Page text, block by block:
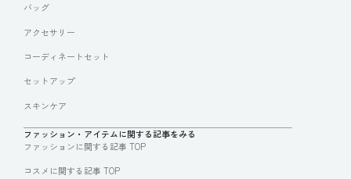
バッグ
アクセサリー
コーディネートセット
セットアップ
スキンケア
ファッション・アイテムに関する記事をみる
ファッションに関する記事 TOP
コスメに関する記事 TOP